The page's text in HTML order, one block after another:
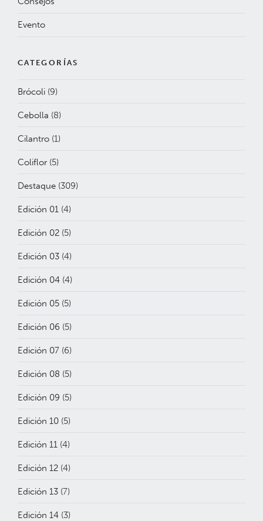
Evento
CATEGORÍAS
Brócoli (9)
Cebolla (8)
Cilantro (1)
Coliflor (5)
Destaque (309)
Edición 01 (4)
Edición 02 (5)
Edición 03 (4)
Edición 04 (4)
Edición 05 (5)
Edición 06 (5)
Edición 07 (6)
Edición 08 (5)
Edición 09 (5)
Edición 10 (5)
Edición 11 (4)
Edición 12 (4)
Edición 13 (7)
Edición 14 (3)